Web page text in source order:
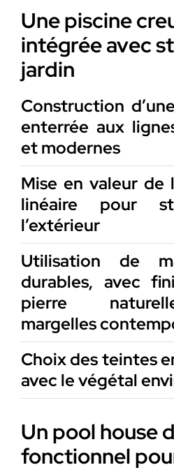
Une piscine
intégrée avec
jardin
Construction
enterrée aux
et modernes
Mise en valeur de
linéaire pour
l’extérieur
Utilisation de
durables, avec
pierre
margelles
Choix des teintes
avec le végétal
Un pool house
fonctionnel